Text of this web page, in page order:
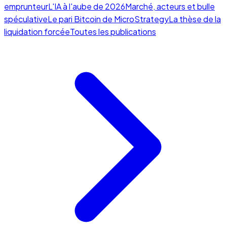
emprunteurL'IA à l'aube de 2026Marché, acteurs et bulle
spéculativeLe pari Bitcoin de MicroStrategyLa thèse de la
liquidation forcéeToutes les publications